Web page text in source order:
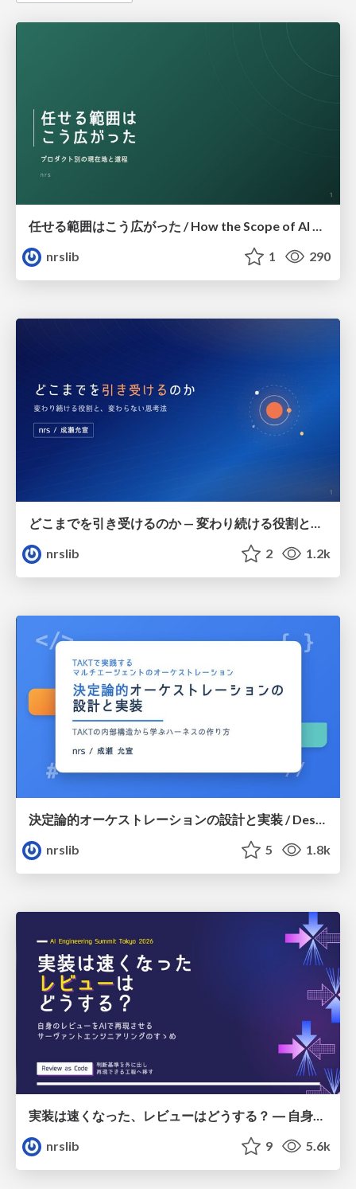
任せる範囲はこう広がった / How the Scope of AI Delegation Has Expanded
nrslib
1 290
nrslib
2 1.2k
決定論的オーケストレーションの設計と実装 / Design and Implementation of Deterministic Orchestration
nrslib
5 1.8k
実装は速くなった、レビューはどうする？ ― 自身のレビューをAIで再現させるサーヴァントエンジニアリングのすゝめ / Implementation got faster. So what about reviews? — An invitation to Servant Engineering: Recreating your own code reviews with AI
nrslib
9 5.6k